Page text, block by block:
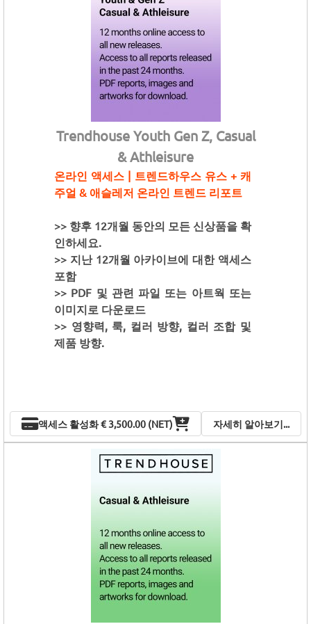
Trendhouse Youth Gen Z, Casual
& Athleisure
온라인 액세스 | 트렌드하우스 유스 + 캐
주얼 & 애슬레저 온라인 트렌드 리포트
>> 향후 12개월 동안의 모든 신상품을 확
인하세요.
>> 지난 12개월 아카이브에 대한 액세스
포함
>> PDF 및 관련 파일 또는 아트웍 또는
이미지로 다운로드
>> 영향력, 룩, 컬러 방향, 컬러 조합 및
제품 방향.
액세스 활성화€ 3,500.00 (NET) 자세히 알아보기...